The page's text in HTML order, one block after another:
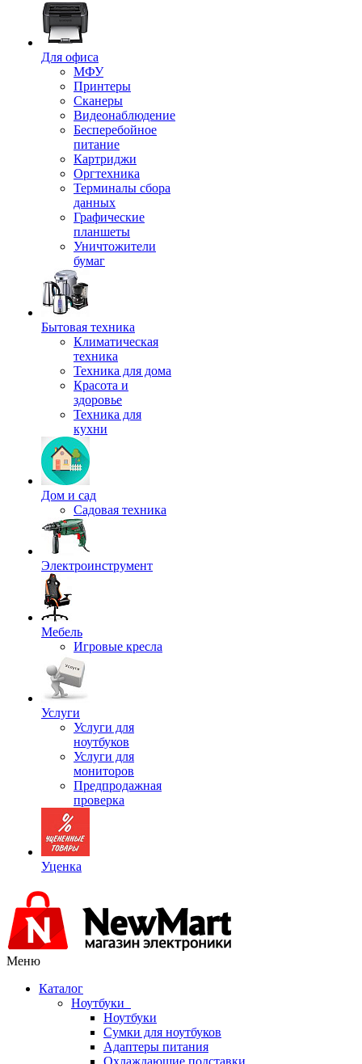
Для офиса
МФУ
Принтеры
Сканеры
Видеонаблюдение
Бесперебойное
питание
Картриджи
Оргтехника
Терминалы сбора
данных
Графические
планшеты
Уничтожители
бумаг
Бытовая техника
Климатическая
техника
Техника для дома
Красота и
здоровье
Техника для
кухни
Дом и сад
Садовая техника
Электроинструмент
Мебель
Игровые кресла
Услуги
Услуги для
ноутбуков
Услуги для
мониторов
Предпродажная
проверка
Уценка
Меню
Каталог
Ноутбуки
Ноутбуки
Сумки для ноутбуков
Адаптеры питания
Охлаждающие подставки